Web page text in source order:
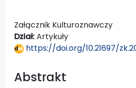
Załącznik Kulturoznawczy
Dział:Artykuły
https://doi.org/10.21697/
Abstrakt